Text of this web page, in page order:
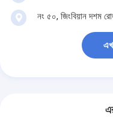
নং ৫০, জিংবিয়ান দশম